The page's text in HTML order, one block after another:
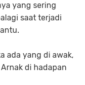
yang sering
saat terjadi
ada yang di awak,
di hadapan